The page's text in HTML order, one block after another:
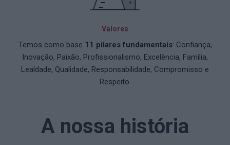
Valores
Temos como base 11 pilares fundamentais: Confiança,
Inovação, Paixão, Profissionalismo, Excelência, Família,
Lealdade, Qualidade, Responsabilidade, Compromisso e
Respeito.
A nossa história